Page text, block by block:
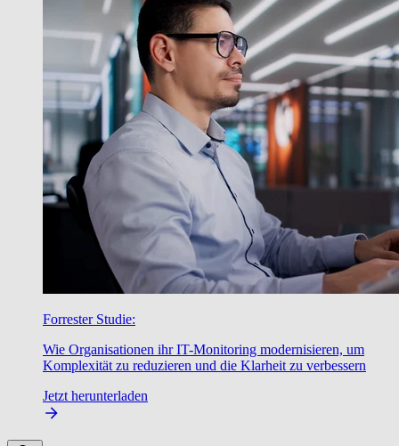
Forrester Studie:
Wie Organisationen ihr IT-Monitoring modernisieren, um
Komplexität zu reduzieren und die Klarheit zu verbessern
Jetzt herunterladen